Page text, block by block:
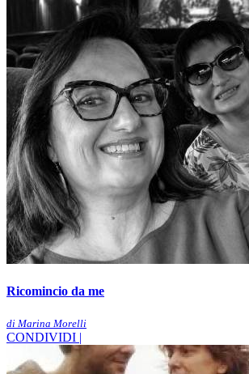
Ricomincio da me
di Marina Morelli
CONDIVIDI |